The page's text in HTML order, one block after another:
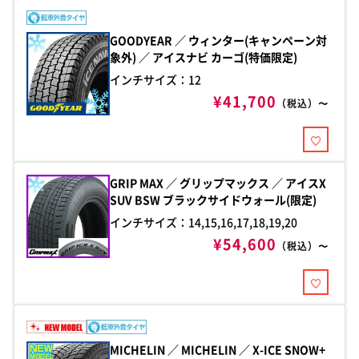
GOODYEAR ／ ウィンター(キャンペーン対
象外) ／ アイスナビ カーゴ(特価限定)
インチサイズ：12
¥41,700 （税込）〜
GRIP MAX ／ グリップマックス ／ アイスX
SUV BSW ブラックサイドウォール(限定)
インチサイズ：14,15,16,17,18,19,20
¥54,600 （税込）〜
MICHELIN ／ MICHELIN ／ X-ICE SNOW+